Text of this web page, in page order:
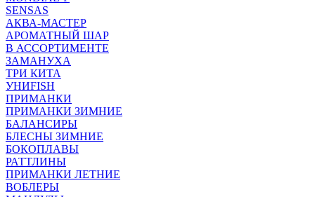
SENSAS
АКВА-МАСТЕР
АРОМАТНЫЙ ШАР
В АССОРТИМЕНТЕ
ЗАМАНУХА
ТРИ КИТА
УНИFISH
ПРИМАНКИ
ПРИМАНКИ ЗИМНИЕ
БАЛАНСИРЫ
БЛЕСНЫ ЗИМНИЕ
БОКОПЛАВЫ
РАТТЛИНЫ
ПРИМАНКИ ЛЕТНИЕ
ВОБЛЕРЫ